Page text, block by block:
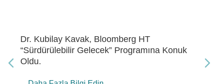
Dr. Kubilay Kavak, Bloomberg HT “Gelecek
Enerji” Programına Konuk Oldu